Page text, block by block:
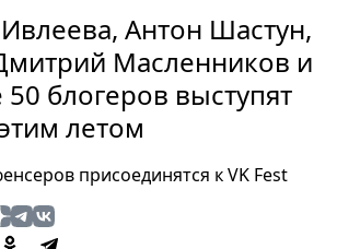
Антон Шастун,
Масленников и
блогеров выступят
летом
присоединятся к VK Fest